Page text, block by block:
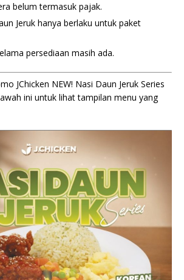
belum termasuk pajak.
Jeruk hanya berlaku untuk paket
persediaan masih ada.
JChicken NEW! Nasi Daun Jeruk Series
ini untuk lihat tampilan menu yang